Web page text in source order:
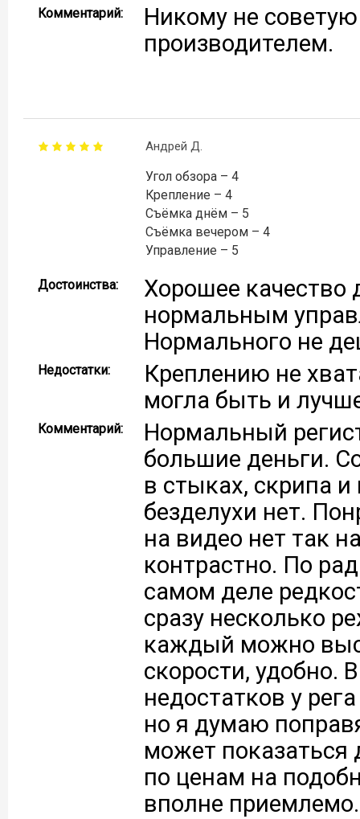
Комментарий:
Никому не
производителем.
Андрей Д.
Угол обзора – 4
Крепление – 4
Съёмка днём – 5
Съёмка вечером – 4
Управление – 5
Достоинства:
Хорошее качество
нормальным
Нормального не
Недостатки:
Креплению не
могла быть и
Комментарий:
Нормальный
большие деньги.
в стыках, скрипа
безделухи нет.
на видео нет так
контрастно. По
самом деле
сразу несколько
каждый можно
скорости, удобно.
недостатков у
но я думаю
может показаться
по ценам на
вполне